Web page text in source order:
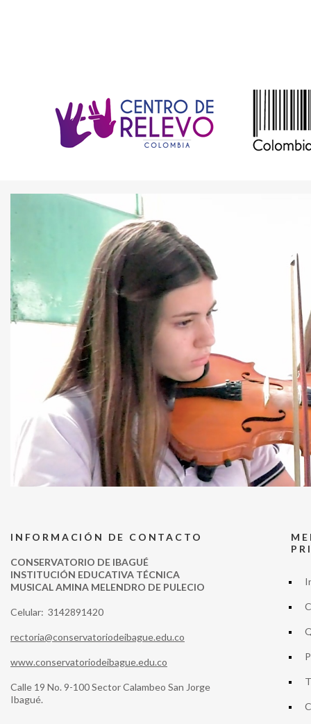
INFORMACIÓN DE CONTACTO
CONSERVATORIO DE IBAGUÉ
INSTITUCIÓN EDUCATIVA TÉCNICA
MUSICAL AMINA MELENDRO DE PULECIO
Celular: 3142891420
rectoria@conservatoriodeibague.edu.co
www.conservatoriodeibague.edu.co
Calle 19 No. 9-100 Sector Calambeo San Jorge
Ibagué.